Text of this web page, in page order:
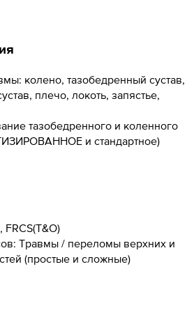
колено, тазобедренный сустав,
плечо, локоть, запястье,
тазобедренного и коленного
и стандартное)
FRCS(T&O)
Травмы / переломы верхних и
(простые и сложные)